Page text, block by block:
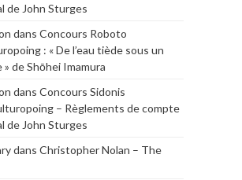
de John Sturges
dans Concours Roboto
: « De l’eau tiède sous un
de Shōhei Imamura
dans Concours Sidonis
– Règlements de compte
de John Sturges
dans Christopher Nolan – The